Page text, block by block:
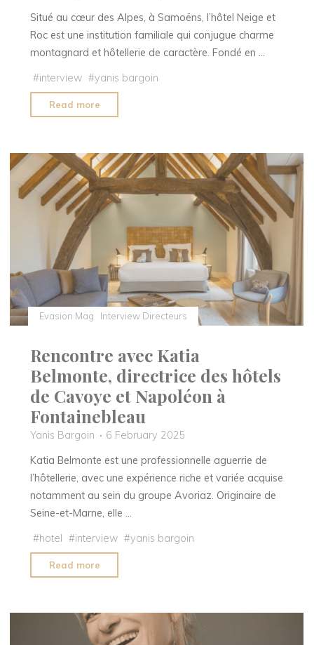
Situé au cœur des Alpes, à Samoëns, l’hôtel Neige et
Roc est une institution familiale qui conjugue charme
montagnard et hôtellerie de caractère. Fondé en …
#interview #yanis bargoin
Read more
d’Olivier
directeur
de
l’Hôtel
Neige
à
Samoëns"
Evasion Mag Interview Directeurs
Rencontre avec Katia
Belmonte, directrice des hôtels
de Cavoye et Napoléon à
Fontainebleau
Yanis Bargoin
6 February 2025
Katia Belmonte est une professionnelle aguerrie de
l’hôtellerie, avec une expérience riche et variée acquise
notamment au sein du groupe Avoriaz. Originaire de
Seine-et-Marne, elle …
#hotel #interview #yanis bargoin
Read more
avec
Belmonte,
directrice